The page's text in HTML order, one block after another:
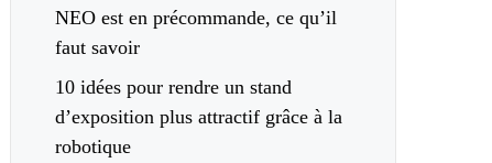
NEO est en précommande, ce qu’il
faut savoir
10 idées pour rendre un stand
d’exposition plus attractif grâce à la
robotique